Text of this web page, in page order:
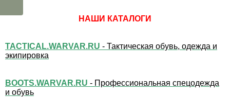
НАШИ КАТАЛОГИ
TACTICAL.WARVAR.RU - Тактическая обувь, одежда и
экипировка
BOOTS.WARVAR.RU - Профессиональная спецодежда
и обувь